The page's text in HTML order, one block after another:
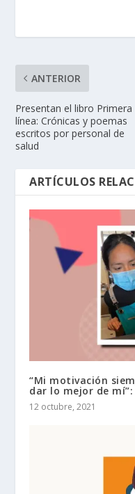
ANTERIOR
Presentan el libro Primera
línea: Crónicas y poemas
escritos por personal de
salud
ARTÍCULOS
“Mi motivación
dar lo mejor de
12 octubre, 2021